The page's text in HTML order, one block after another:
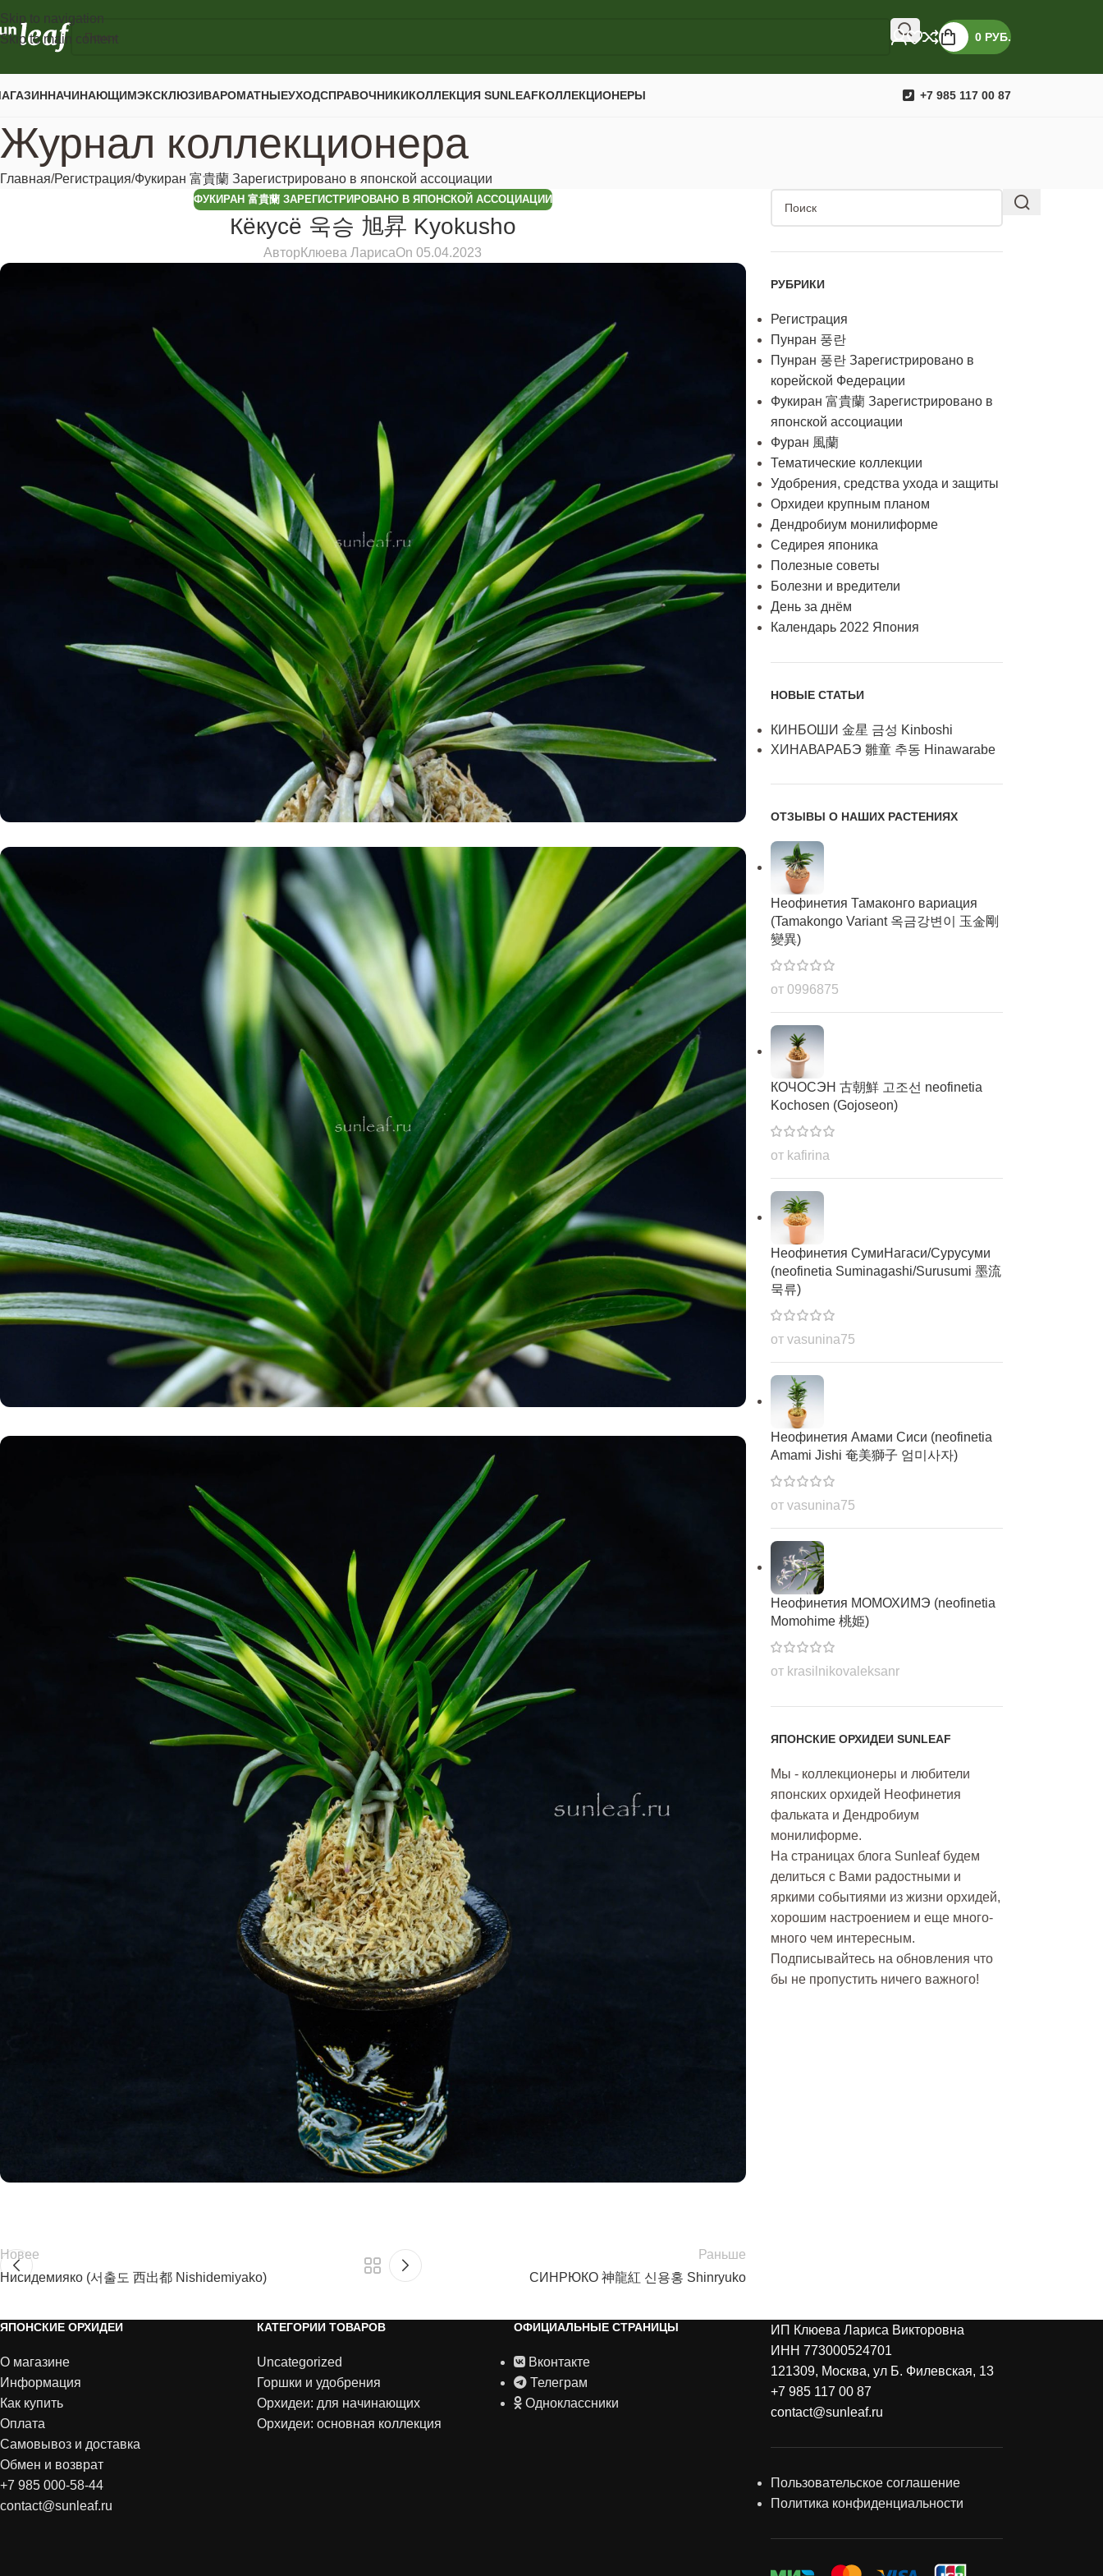
Skip to navigation
Skip to main content
0 РУБ.
НАЧИНАЮЩИМЭКСКЛЮЗИВАРОМАТНЫЕУХОДСПРАВОЧНИКИКОЛЛЕКЦИЯ SUNLEAFКОЛЛЕКЦИОНЕРЫ +7 985 117 00 87
Журнал коллекционера
Главная Регистрация Фукиран 富貴蘭 Зарегистрировано в японской ассоциации
ФУКИРАН 富貴蘭 ЗАРЕГИСТРИРОВАНО В ЯПОНСКОЙ АССОЦИАЦИИ
Кёкусё 욱승 旭昇 Kyokusho
Автор Клюева ЛарисаOn 05.04.2023
Новее
Нисидемияко (서출도 西出都 Nishidemiyako)
Раньше
СИНРЮКО 神龍紅 신용홍 Shinryuko
РУБРИКИ
Регистрация
Пунран 풍란
Пунран 풍란 Зарегистрировано в
корейской Федерации
Фукиран 富貴蘭 Зарегистрировано в
японской ассоциации
Фуран 風蘭
Тематические коллекции
Удобрения, средства ухода и защиты
Орхидеи крупным планом
Дендробиум монилиформе
Седирея японика
Полезные советы
Болезни и вредители
День за днём
Календарь 2022 Япония
НОВЫЕ СТАТЬИ
КИНБОШИ 金星 금성 Kinboshi
ХИНАВАРАБЭ 雛童 추동 Hinawarabe
ОТЗЫВЫ О НАШИХ РАСТЕНИЯХ
Неофинетия Тамаконго вариация
(Tamakongo Variant 옥금강변이 玉金剛
變異)
от 0996875
КОЧОСЭН 古朝鮮 고조선 neofinetia
Kochosen (Gojoseon)
от kafirina
Неофинетия СумиНагаси/Сурусуми
(neofinetia Suminagashi/Surusumi 墨流
묵류)
от vasunina75
Неофинетия Амами Сиси (neofinetia
Amami Jishi 奄美獅子 엄미사자)
от vasunina75
Неофинетия МОМОХИМЭ (neofinetia
Momohime 桃姫)
от krasilnikovaleksanr
ЯПОНСКИЕ ОРХИДЕИ SUNLEAF
Мы - коллекционеры и любители
японских орхидей Неофинетия
фальката и Дендробиум
монилиформе.
На страницах блога Sunleaf будем
делиться с Вами радостными и
яркими событиями из жизни орхидей,
хорошим настроением и еще много-
много чем интересным.
Подписывайтесь на обновления что
бы не пропустить ничего важного!
ЯПОНСКИЕ ОРХИДЕИ
О магазине
Информация
Как купить
Оплата
Самовывоз и доставка
Обмен и возврат
+7 985 000-58-44
contact@sunleaf.ru
КАТЕГОРИИ ТОВАРОВ
Uncategorized
Горшки и удобрения
Орхидеи: для начинающих
Орхидеи: основная коллекция
ОФИЦИАЛЬНЫЕ СТРАНИЦЫ
Вконтакте
Телеграм
Одноклассники
ИП Клюева Лариса Викторовна
ИНН 773000524701
121309, Москва, ул Б. Филевская, 13
+7 985 117 00 87
contact@sunleaf.ru
Пользовательское соглашение
Политика конфиденциальности